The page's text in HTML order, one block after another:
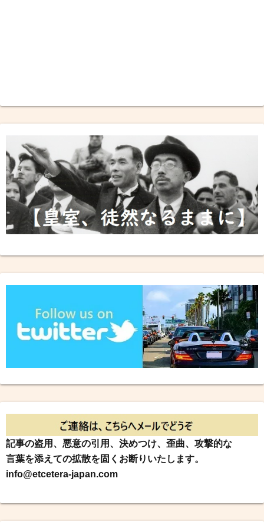
記事の盗用、悪意の引用、決めつけ、歪曲、攻撃的な
言葉を添えての拡散を固くお断りいたします。
info@etcetera-japan.com